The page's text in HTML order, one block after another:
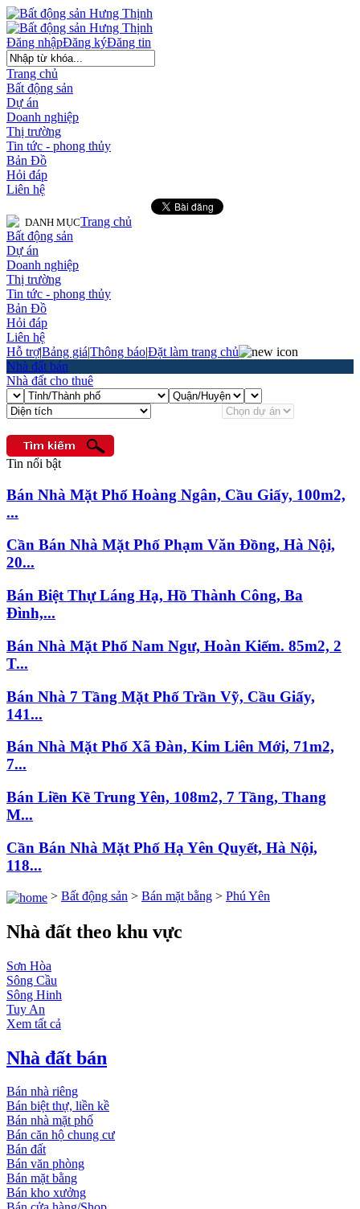
Đăng ký
Đăng nhập Đăng tin
Trang chủ
Bất động sản
Dự án
Doanh nghiệp
Thị trường
Tin tức - phong thủy
Bản Đồ
Hỏi đáp
Liên hệ
DANH MỤCTrang chủ
Bất động sản
Dự án
Doanh nghiệp
Thị trường
Tin tức - phong thủy
Bản Đồ
Hỏi đáp
Liên hệ
Hỗ trợ|Bảng giá|Thông báo|Đặt làm trang chủ
Nhà đất bán
Nhà đất cho thuê
Tin nổi bật
Bán Nhà Mặt Phố Hoàng Ngân, Cầu Giấy, 100m2,
...
Cần Bán Nhà Mặt Phố Phạm Văn Đồng, Hà Nội,
20...
Bán Biệt Thự Láng Hạ, Hồ Thành Công, Ba
Đình,...
Bán Nhà Mặt Phố Nam Ngư, Hoàn Kiếm. 85m2, 2
T...
Bán Nhà 7 Tầng Mặt Phố Trần Vỹ, Cầu Giấy,
141...
Bán Nhà Mặt Phố Xã Đàn, Kim Liên Mới, 71m2,
7...
Bán Liền Kề Trung Yên, 108m2, 7 Tầng, Thang
M...
Cần Bán Nhà Mặt Phố Hạ Yên Quyết, Hà Nội,
118...
> Bất động sản > Bán mặt bằng > Phú Yên
Nhà đất theo khu vực
Sơn Hòa
Sông Cầu
Sông Hinh
Tuy An
Xem tất cả
Nhà đất bán
Bán nhà riêng
Bán biệt thự, liền kề
Bán nhà mặt phố
Bán căn hộ chung cư
Bán đất
Bán văn phòng
Bán mặt bằng
Bán kho xưởng